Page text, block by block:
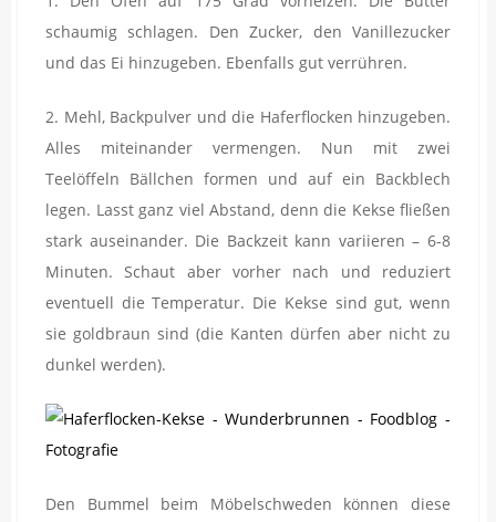
schaumig schlagen. Den Zucker, den Vanillezucker
und das Ei hinzugeben. Ebenfalls gut verrühren.
2. Mehl, Backpulver und die Haferflocken hinzugeben.
Alles miteinander vermengen. Nun mit zwei
Teelöffeln Bällchen formen und auf ein Backblech
legen. Lasst ganz viel Abstand, denn die Kekse fließen
stark auseinander. Die Backzeit kann variieren – 6-8
Minuten. Schaut aber vorher nach und reduziert
eventuell die Temperatur. Die Kekse sind gut, wenn
sie goldbraun sind (die Kanten dürfen aber nicht zu
dunkel werden).
Den Bummel beim Möbelschweden können diese